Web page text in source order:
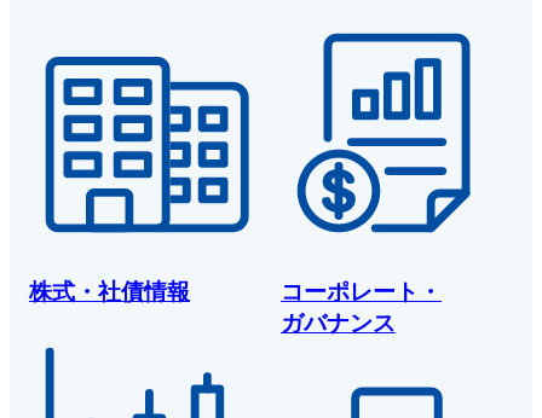
株式・社債情報
コーポレート・
ガバナンス